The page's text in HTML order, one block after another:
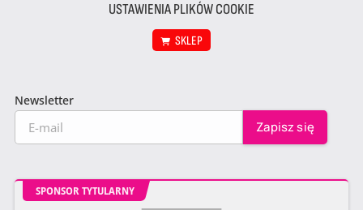
USTAWIENIA PLIKÓW COOKIE
SKLEP
Newsletter
SPONSOR TYTULARNY